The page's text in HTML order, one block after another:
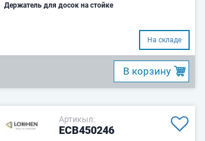
Держатель для досок на стойке
На складе
B корзину
Артикыл:
ECB450246